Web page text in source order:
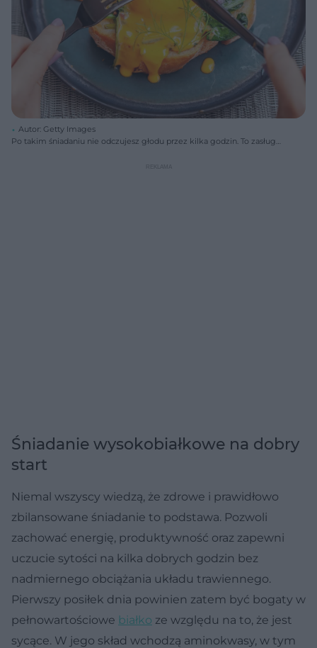
Autor: Getty Images
Po takim śniadaniu nie odczujesz głodu przez kilka godzin. To zasługa
Śniadanie wysokobiałkowe na dobry
start
Niemal wszyscy wiedzą, że zdrowe i prawidłowo
zbilansowane śniadanie to podstawa. Pozwoli
zachować energię, produktywność oraz zapewni
uczucie sytości na kilka dobrych godzin bez
nadmiernego obciążania układu trawiennego.
Pierwszy posiłek dnia powinien zatem być bogaty w
pełnowartościowe białko ze względu na to, że jest
sycące. W jego skład wchodzą aminokwasy, w tym